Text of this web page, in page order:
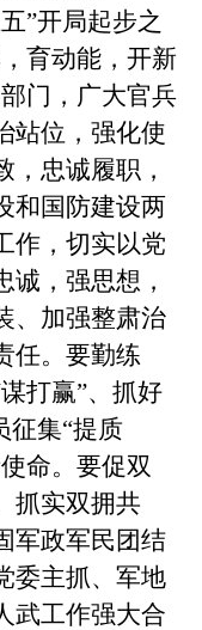
”开局起步之
育动能，开新
门，广大官兵
站位，强化使
忠诚履职，
和国防建设两
作，切实以党
，强思想，
、加强整肃治
任。要勤练
打赢”、抓好
征集“提质
命。要促双
抓实双拥共
军政军民团结
委主抓、军地
武工作强大合